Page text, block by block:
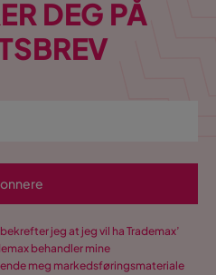
DEG PÅ
jeg at jeg vil ha Trademax’
behandler mine
meg markedsføringsmateriale